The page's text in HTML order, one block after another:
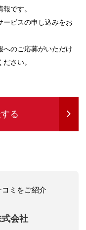
です。
ービスの申し込みをお
のご応募がいただけ
さい。
る
ミをご紹介
会社